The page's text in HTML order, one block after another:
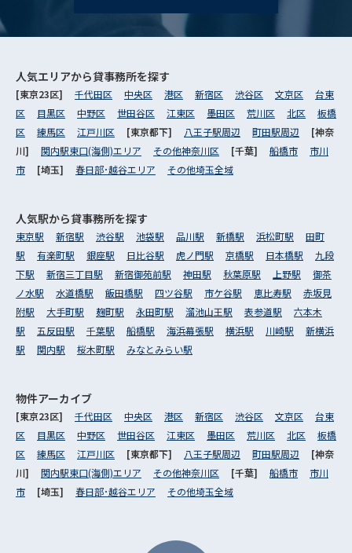
人気エリアから貸事務所を探す
[東京23区] 千代田区 中央区 港区 新宿区 渋谷区 文京区
台東
区
目黒区 中野区 世田谷区 江東区 墨田区 荒川区 北区
板橋
区
練馬区 江戸川区 [東京都下] 八王子駅周辺 町田駅周辺
[神奈
川] 関内駅東口(海側)エリア その他神奈川区 [千葉] 船橋市
市川
市
[埼玉] 春日部･越谷エリア その他埼玉全域
人気駅から貸事務所を探す
東京駅 新宿駅 渋谷駅 池袋駅 品川駅 新橋駅 浜松町駅
田町
駅
有楽町駅 銀座駅 日比谷駅 虎ノ門駅 京橋駅 日本橋駅
九段
下駅
新宿三丁目駅 新宿御苑前駅 神田駅 秋葉原駅 上野駅
御茶
ノ水駅
水道橋駅 飯田橋駅 四ツ谷駅 市ケ谷駅 恵比寿駅
赤坂見
附駅
大手町駅 麹町駅 永田町駅 溜池山王駅 表参道駅
六本木
駅
五反田駅 千葉駅 船橋駅 海浜幕張駅 横浜駅 川崎駅
新横浜
駅
関内駅 桜木町駅 みなとみらい駅
物件アーカイブ
[東京23区] 千代田区 中央区 港区 新宿区 渋谷区 文京区
台東
区
目黒区 中野区 世田谷区 江東区 墨田区 荒川区 北区
板橋
区
練馬区 江戸川区 [東京都下] 八王子駅周辺 町田駅周辺
[神奈
川] 関内駅東口(海側)エリア その他神奈川区 [千葉] 船橋市
市川
市
[埼玉] 春日部･越谷エリア その他埼玉全域